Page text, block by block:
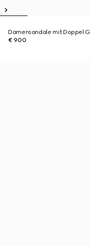
Damensandale mit Doppel G
€ 900